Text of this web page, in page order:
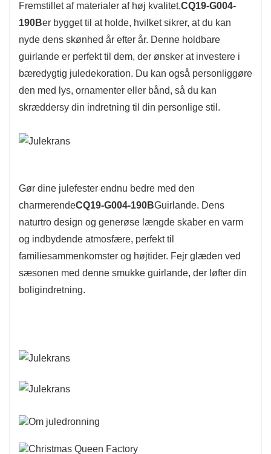
Fremstillet af materialer af høj kvalitet,CQ19-G004-
190Ber bygget til at holde, hvilket sikrer, at du kan
nyde dens skønhed år efter år. Denne holdbare
guirlande er perfekt til dem, der ønsker at investere i
bæredygtig juledekoration. Du kan også personliggøre
den med lys, ornamenter eller bånd, så du kan
skræddersy din indretning til din personlige stil.
Gør dine julefester endnu bedre med den
charmerendeCQ19-G004-190BGuirlande. Dens
naturtro design og generøse længde skaber en varm
og indbydende atmosfære, perfekt til
familiesammenkomster og højtider. Fejr glæden ved
sæsonen med denne smukke guirlande, der løfter din
boligindretning.